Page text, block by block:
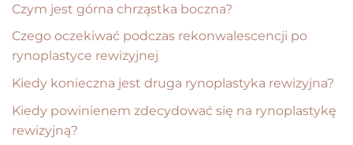
Czym jest górna chrząstka boczna?
Czego oczekiwać podczas rekonwalescencji po
rynoplastyce rewizyjnej
Kiedy konieczna jest druga rynoplastyka rewizyjna?
Kiedy powinienem zdecydować się na rynoplastykę
rewizyjną?